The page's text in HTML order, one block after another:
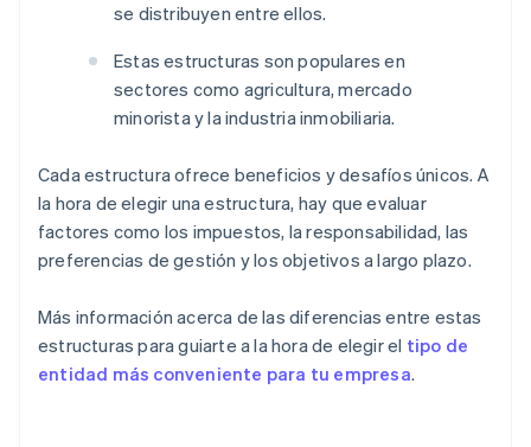
se distribuyen entre ellos.
Estas estructuras son populares en
sectores como agricultura, mercado
minorista y la industria inmobiliaria.
Cada estructura ofrece beneficios y desafíos únicos. A
la hora de elegir una estructura, hay que evaluar
factores como los impuestos, la responsabilidad, las
preferencias de gestión y los objetivos a largo plazo.
Más información acerca de las diferencias entre estas
estructuras para guiarte a la hora de elegir el tipo de
entidad más conveniente para tu empresa.